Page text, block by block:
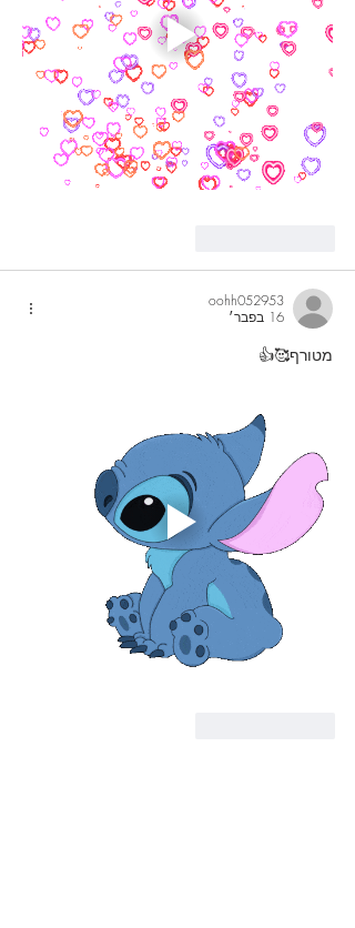
oohh052953
16 בפבר׳
מטורף🥰👍